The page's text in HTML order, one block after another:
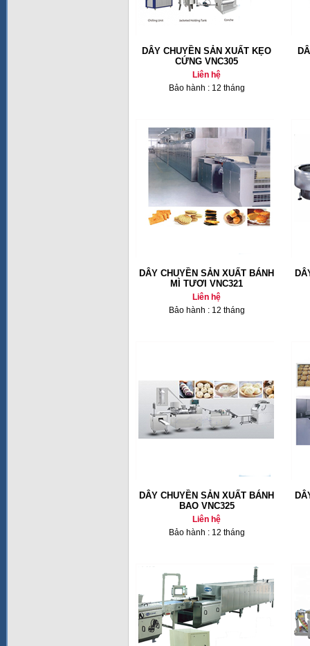
DÂY CHUYỀN SẢN XUẤT KẸO
CỨNG VNC305
Liên hệ
Bảo hành : 12 tháng
DÂY CHUYỀN SẢN XUẤT BÁNH
MÌ TƯƠI VNC321
Liên hệ
Bảo hành : 12 tháng
DÂY CHUYỀN SẢN XUẤT BÁNH
BAO VNC325
Liên hệ
Bảo hành : 12 tháng